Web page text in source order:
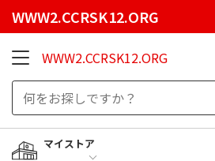
WWW2.CCRSK12.ORG
WWW2.CCRSK12.ORG
マイストア